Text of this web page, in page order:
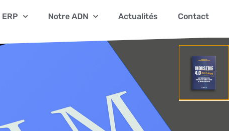
ERP Notre ADN Actualités Contact